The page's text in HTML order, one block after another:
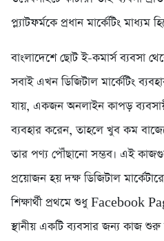
প্ল্যাটফর্মকে প্রধান মার্কেটিং মাধ্যম
বাংলাদেশে ছোট ই-কমার্স ব্যবসা
সবাই এখন ডিজিটাল মার্কেটিং
যায়, একজন অনলাইন কাপড়
ব্যবহার করেন, তাহলে খুব কম
তার পণ্য পৌঁছানো সম্ভব। এই
প্রয়োজন হয় দক্ষ ডিজিটাল
শিক্ষার্থী প্রথমে শুধু Facebook
স্থানীয় একটি ব্যবসার জন্য কাজ